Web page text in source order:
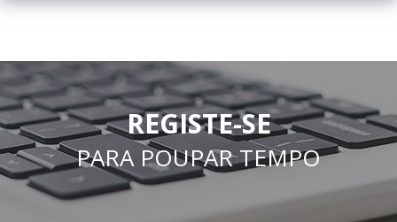
REGISTE-SE
PARA POUPAR TEMPO